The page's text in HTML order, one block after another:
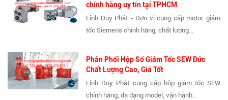
chính hãng uy tín tại TPHCM
Linh Duy Phát - Đơn vị cung cấp motor giảm
tốc Siemens chính hãng, chất lượng...
Phân Phối Hộp Số Giảm Tốc SEW Đức
Chất Lượng Cao, Giá Tốt
Linh Duy Phát cung cấp hộp giảm tốc SEW
chính hãng, đa dạng model, vận hành...